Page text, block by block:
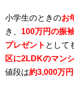
小学生のときのお
き、 100万円の振
プレゼント として
区に2LDKのマン
値段は約3,000万円